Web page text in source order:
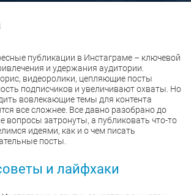
публикации в Инстаграме – ключевой
и удержания аудитории.
видеоролики, цепляющие посты
подписчиков и увеличивают охваты. Но
вовлекающие темы для контента
все сложнее. Все давно разобрано до
вопросы затронуты, а публиковать что-то
идеями, как и о чем писать
посты.
и лайфхаки